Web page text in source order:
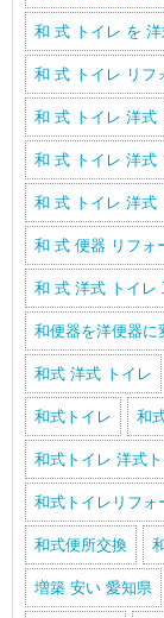
和 式 トイレ を
和 式 トイレ リフ
和 式 トイレ 洋式
和 式 トイレ 洋式
和 式 トイレ 洋式
和 式 便器 リフォ
和 式 洋式 トイレ
和便器を洋便器に
和式 洋式 トイレ
和式トイレ 和
和式トイレ 洋式
和式トイレリフォ
和式便所交換
増築 安い 愛知県